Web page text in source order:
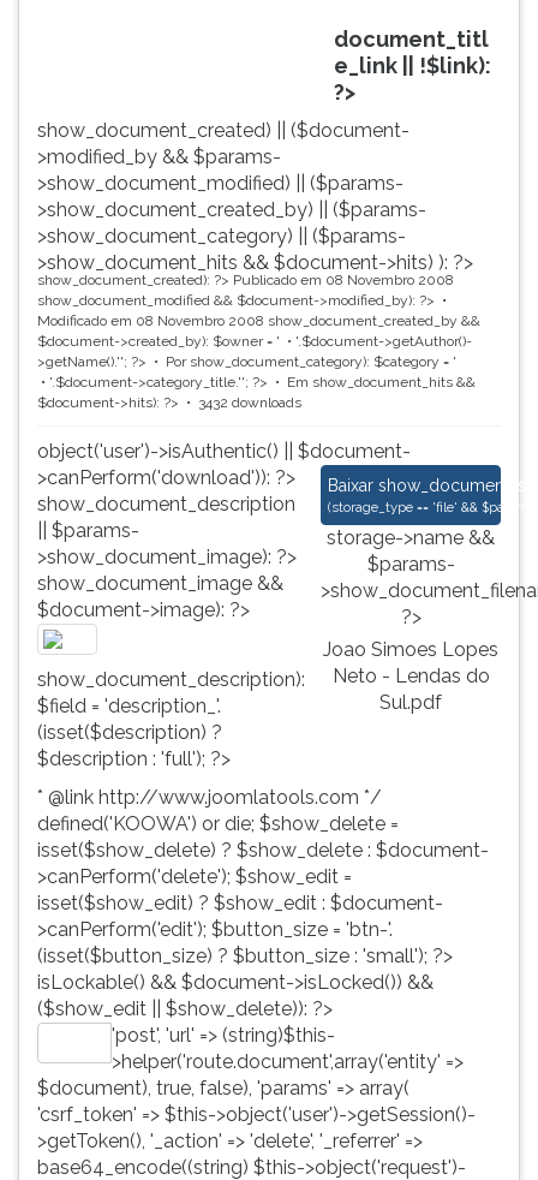
document_titl
e_link || !$link):
?>
show_document_created) || ($document-
>modified_by && $params-
>show_document_modified) || ($params-
>show_document_created_by) || ($params-
>show_document_category) || ($params-
>show_document_hits && $document->hits) ): ?>
show_document_created): ?> Publicado em 08 Novembro 2008
show_document_modified && $document->modified_by): ?>
Modificado em 08 Novembro 2008 show_document_created_by &&
$document->created_by): $owner = '
'.$document->getAuthor()-
>getName().''; ?> Por show_document_category): $category = '
'.$document->category_title.''; ?> Em show_document_hits &&
$document->hits): ?>
3432 downloads
object('user')->isAuthentic() || $document-
>canPerform('download')): ?>
Baixar Joao Simoes
(storage_type == 'file' &&
storage->name &&
$params-
?>
Joao Simoes Lopes
Neto - Lendas do
Sul.pdf
show_document_description
|| $params-
>show_document_image): ?>
show_document_image &&
$document->image): ?>
show_document_description):
$field = 'description_'.
(isset($description) ?
$description : 'full'); ?>
* @link http://www.joomlatools.com */
defined('KOOWA') or die; $show_delete =
isset($show_delete) ? $show_delete : $document-
>canPerform('delete'); $show_edit =
isset($show_edit) ? $show_edit : $document-
>canPerform('edit'); $button_size = 'btn-'.
(isset($button_size) ? $button_size : 'small'); ?>
isLockable() && $document->isLocked()) &&
($show_edit || $show_delete)): ?>
'post', 'url' => (string)$this-
>helper('route.document',array('entity' =>
$document), true, false), 'params' => array(
'csrf_token' => $this->object('user')->getSession()-
>getToken(), '_action' => 'delete', '_referrer' =>
base64_encode((string) $this->object('request')-